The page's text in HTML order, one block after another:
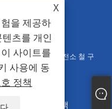
사 - 앵글 철탑, 변전소 철 구
인 정보 보호 정책
X
을 제공하
츠를 개인
사이트를
사용에 동
정책